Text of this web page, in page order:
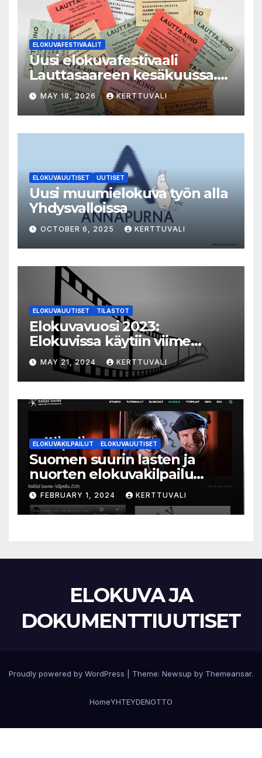
ELOKUVAFESTIVAALIT
Uusi elokuvafestivaali
Lauttasaareen kesäkuussa.
LAUTTA-KINO esittää kaikki
elokuvat 35mm-filmiltä.
MAY 18, 2026 KERTTUVALI
ELOKUVAUUTISET UUTISET
Uusi muumielokuva työn alla
Yhdysvalloissa
OCTOBER 6, 2025 KERTTUVALI
ELOKUVAUUTISET TILASTOT
Elokuvavuosi 2023:
Elokuvissa käytiin viime
vuonna 7,2 miljoonaa kertaa
ympäri Suomen
MAY 21, 2024 KERTTUVALI
ELOKUVAKILPAILUT ELOKUVAUUTISET
Suomen suurin lasten ja
nuorten elokuvakilpailu
alkaa – suojelijana Aki
Kaurismäki
FEBRUARY 1, 2024 KERTTUVALI
ELOKUVA JA
DOKUMENTTIUUTISET
Proudly powered by WordPress Theme: Newsup by Themeansar.
HomeYHTEYDENOTTO